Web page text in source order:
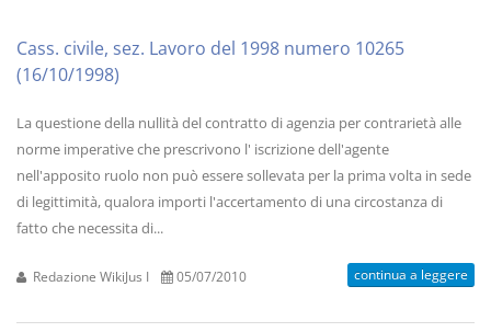
Cass. civile, sez. Lavoro del 1998 numero 10265
(16/10/1998)
La questione della nullità del contratto di agenzia per contrarietà alle
norme imperative che prescrivono l' iscrizione dell'agente
nell'apposito ruolo non può essere sollevata per la prima volta in sede
di legittimità, qualora importi l'accertamento di una circostanza di
fatto che necessita di...
Redazione WikiJus I 05/07/2010 continua a leggere